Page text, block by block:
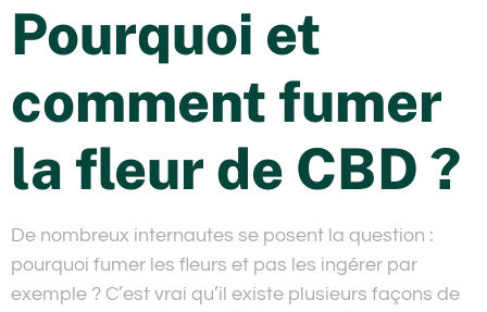
Pourquoi et
comment fumer
la fleur de CBD ?
De nombreux internautes se posent la question :
pourquoi fumer les fleurs et pas les ingérer par
exemple ? C’est vrai qu’il existe plusieurs façons de